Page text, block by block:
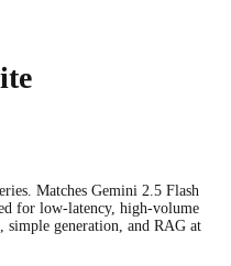
Matches Gemini 2.5 Flash
for low-latency, high-volume
simple generation, and RAG at